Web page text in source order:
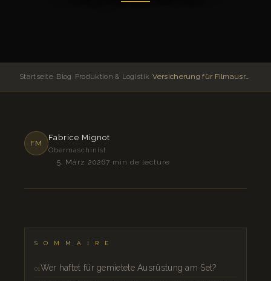
Startseite Blog Produktion & Logistik › Versicherung für Filmausrüstung: Vollständiger Leitfaden für Kinoproduktionen
FM
Fabrice Mignot
Obermaschinist
5. März 20267 min de lecture
SOMMAIRE
Wer haftet für gemietete Ausrüstung am Set?